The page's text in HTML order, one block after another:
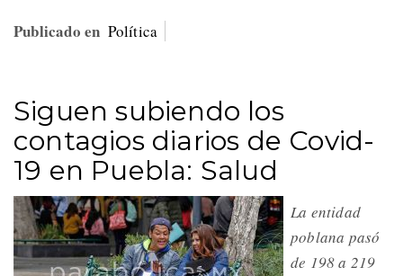
Publicado en Política
Siguen subiendo los
contagios diarios de Covid-
19 en Puebla: Salud
La entidad
poblana pasó
de 198 a 219